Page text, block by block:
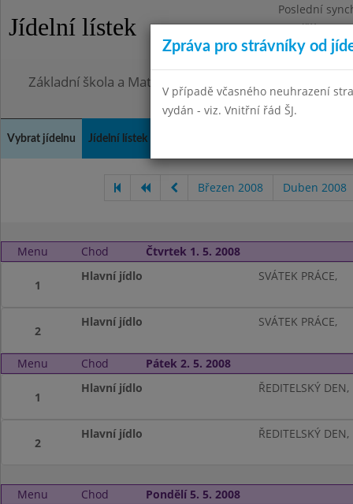
Jídelní lístek
Poslední
Pondělí
Omezení
Základní škola a Mateřská škola, Praha 4, Ohradní 49
Vybrat jídelnu Jídelní lístek
Březen 2008 Duben 2008
Menu Chod Čtvrtek 1. 5. 2008
1
Hlavní jídlo SVÁTEK PRÁCE,
2
Hlavní jídlo SVÁTEK PRÁCE,
Menu Chod Pátek 2. 5. 2008
1
Hlavní jídlo ŘEDITELSKÝ DEN,
2
Hlavní jídlo ŘEDITELSKÝ DEN,
Menu Chod Pondělí 5. 5. 2008
Zpráva pro strávníky od
V případě včasného neuhrazení
vydán - viz. Vnitřní řád ŠJ.